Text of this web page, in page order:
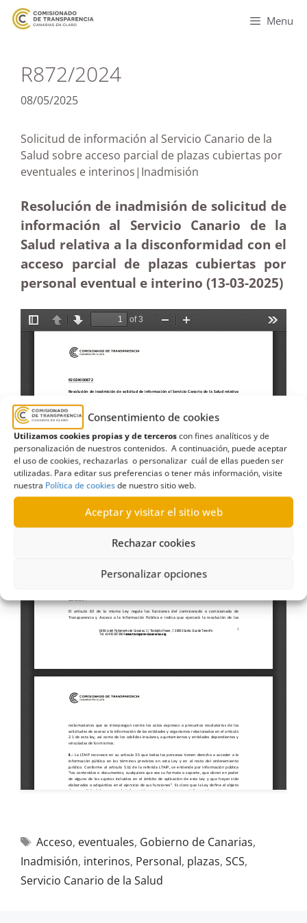
Consentimiento de cookies
Utilizamos cookies propias y de terceroscon fines analíticos y de
personalización de nuestros contenidos. A continuación, puede aceptar
el uso de cookies, rechazarlas o personalizar cuál de ellas pueden ser
utilizadas. Para editar sus preferencias o tener más información, visite
nuestra Política de cookiesde nuestro sitio web.
Aceptar y visitar el sitio web
Rechazar cookies
Personalizar opciones
Menu
R872/2024
08/05/2025
Solicitud de información al Servicio Canario de la
Salud sobre acceso parcial de plazas cubiertas por
eventuales e interinos|Inadmisión
Resolución de inadmisión de solicitud de
información al Servicio Canario de la
Salud relativa a la disconformidad con el
acceso parcial de plazas cubiertas por
personal eventual e interino (13-03-2025)
Acceso, eventuales, Gobierno de Canarias,
Inadmisión, interinos, Personal, plazas, SCS,
Servicio Canario de la Salud